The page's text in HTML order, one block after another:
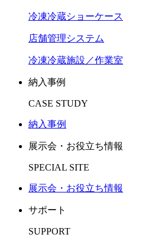
冷凍冷蔵ショーケース
店舗管理システム
冷凍冷蔵施設／作業室
納入事例
CASE STUDY
納入事例
展示会・お役立ち情報
SPECIAL SITE
展示会・お役立ち情報
サポート
SUPPORT